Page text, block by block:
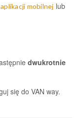
aplikacji mobilnej lub
dwukrotnie
się do VAN way.